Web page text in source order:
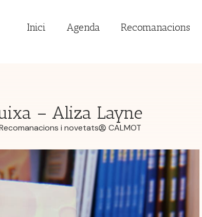
Inici Agenda Recomanacions
– Aliza Layne
i novetats CALMOT